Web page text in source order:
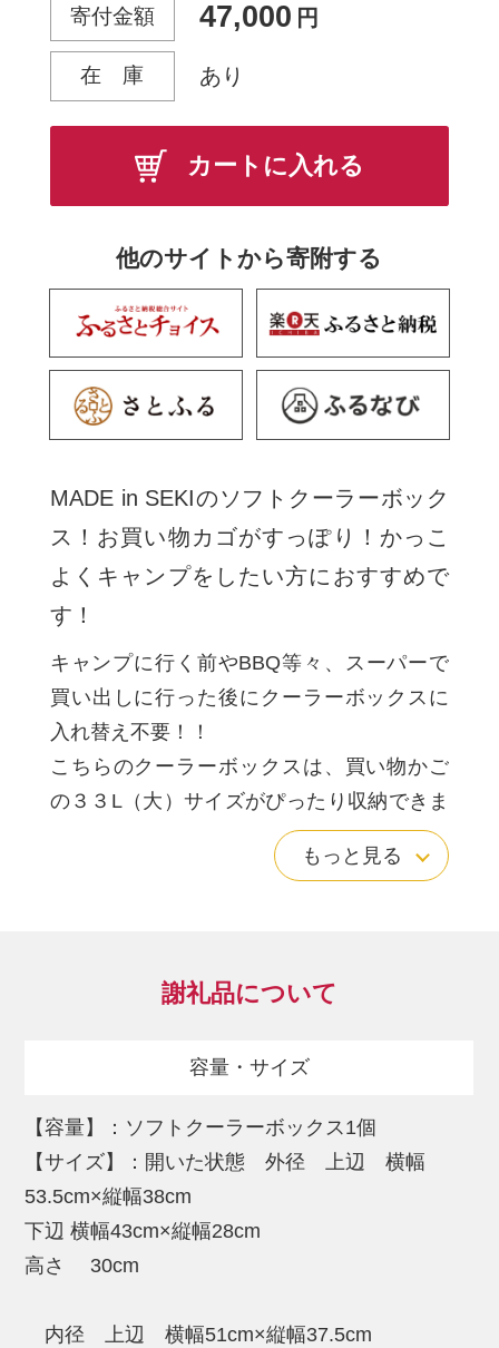
MADE in SEKIのソフトクーラーボック
ス！お買い物カゴがすっぽり！かっこ
よくキャンプをしたい方におすすめで
す！
キャンプに行く前やBBQ等々、スーパーで
買い出しに行った後にクーラーボックスに
入れ替え不要！！
こちらのクーラーボックスは、買い物かご
の３３L（大）サイズがぴったり収納できま
肩掛け用ベルト、サイドハンドルも内蔵し
クトにまとめられ、夏の時期にはハードク
もっと見る
寄付金額 47,000 円
在 庫 あり
カートに入れる
他のサイトから寄附する
謝礼品について
容量・サイズ
【容量】：ソフトクーラーボックス1個
【サイズ】：開いた状態 外径 上辺 横幅
53.5cm×縦幅38cm
下辺 横幅43cm×縦幅28cm
高さ 30cm
内径 上辺 横幅51cm×縦幅37.5cm